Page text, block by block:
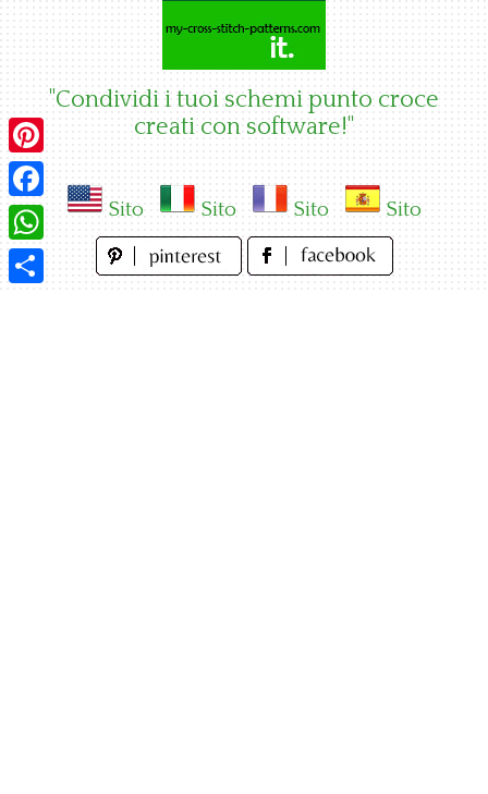
"Condividi i tuoi schemi punto croce
creati con software!"
Sito Sito Sito Sito
Pinterest
Facebook
WhatsApp